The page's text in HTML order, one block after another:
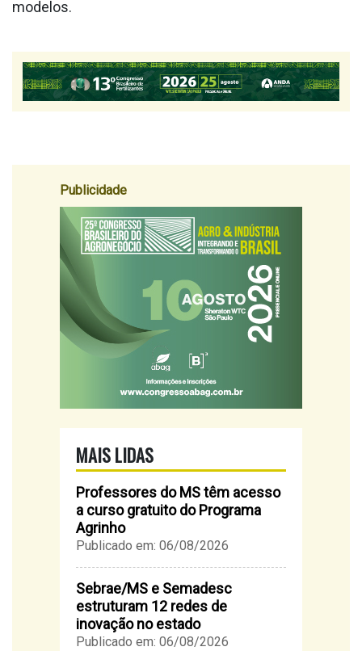
modelos.
Publicidade
MAIS LIDAS
Professores do MS têm acesso
a curso gratuito do Programa
Agrinho
Publicado em: 06/08/2026
Sebrae/MS e Semadesc
estruturam 12 redes de
inovação no estado
Publicado em: 06/08/2026